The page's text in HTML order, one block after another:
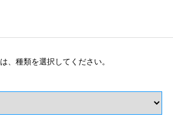
、種類を選択してください。